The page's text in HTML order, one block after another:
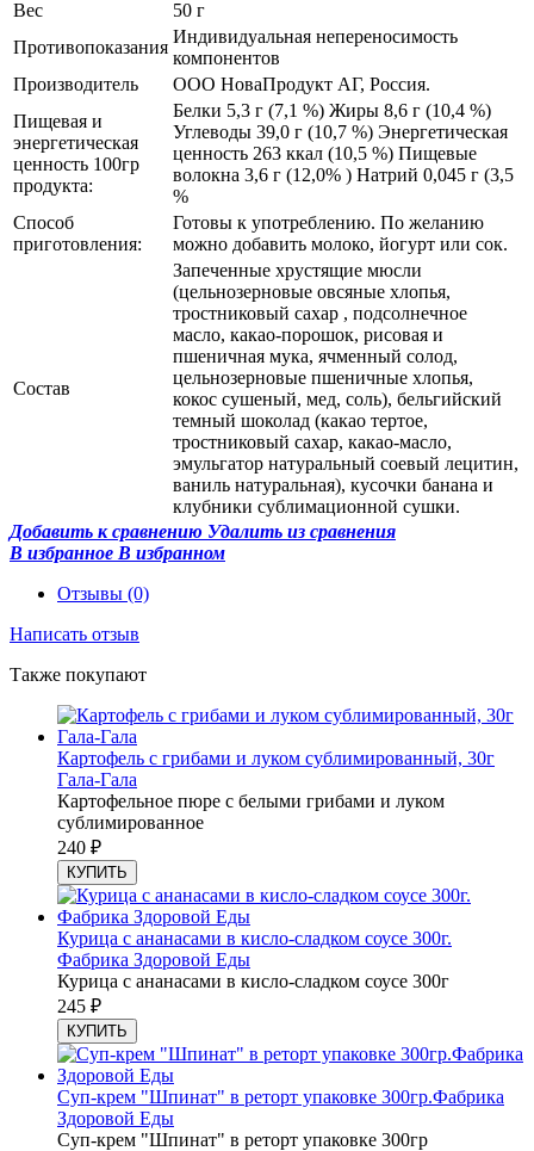
Вес
50 г
Противопоказания
Индивидуальная непереносимость
компонентов
Производитель
ООО НоваПродукт АГ, Россия.
Пищевая и
энергетическая
ценность 100гр
продукта:
Белки 5,3 г (7,1 %) Жиры 8,6 г (10,4 %)
Углеводы 39,0 г (10,7 %) Энергетическая
ценность 263 ккал (10,5 %) Пищевые
волокна 3,6 г (12,0% ) Натрий 0,045 г (3,5
%
Способ
приготовления:
Готовы к употреблению. По желанию
можно добавить молоко, йогурт или сок.
Состав
Запеченные хрустящие мюсли
(цельнозерновые овсяные хлопья,
тростниковый сахар , подсолнечное
масло, какао-порошок, рисовая и
пшеничная мука, ячменный солод,
цельнозерновые пшеничные хлопья,
кокос сушеный, мед, соль), бельгийский
темный шоколад (какао тертое,
тростниковый сахар, какао-масло,
эмульгатор натуральный соевый лецитин,
ваниль натуральная), кусочки банана и
клубники сублимационной сушки.
Добавить к сравнению Удалить из сравнения
В избранное В избранном
Отзывы (0)
Написать отзыв
Также покупают
Картофель с грибами и луком сублимированный, 30г
Гала-Гала
Картофельное пюре с белыми грибами и луком
сублимированное
240 ₽
КУПИТЬ
Курица с ананасами в кисло-сладком соусе 300г.
Фабрика Здоровой Еды
Курица с ананасами в кисло-сладком соусе 300г
245 ₽
КУПИТЬ
Суп-крем "Шпинат" в реторт упаковке 300гр.Фабрика
Здоровой Еды
Суп-крем "Шпинат" в реторт упаковке 300гр